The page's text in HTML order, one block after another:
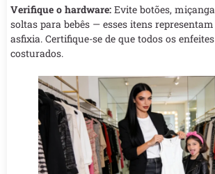
Verifique o hardware: Evite botões,
soltas para bebês — esses itens
asfixia. Certifique-se de que todos os
costurados.